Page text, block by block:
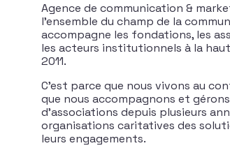
Agence de communication &
l’ensemble du champ de la
accompagne les fondations, les
les acteurs institutionnels à la
2011.
C’est parce que nous vivons au
que nous accompagnons et
d’associations depuis plusieurs
organisations caritatives des
leurs engagements.